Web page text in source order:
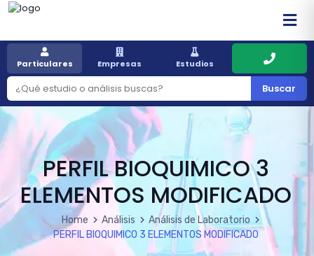
Particulares Empresas Estudios
Buscar
PERFIL BIOQUIMICO 3
ELEMENTOS MODIFICADO
Home Análisis
Análisis de Laboratorio
PERFIL BIOQUIMICO 3 ELEMENTOS MODIFICADO